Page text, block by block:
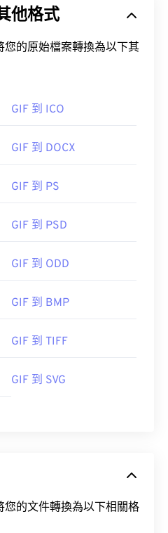
他格式
您的原始檔案轉換為以下其
GIF 到 ICO
GIF 到 DOCX
GIF 到 PS
GIF 到 PSD
GIF 到 ODD
GIF 到 BMP
GIF 到 TIFF
GIF 到 SVG
您的文件轉換為以下相關格